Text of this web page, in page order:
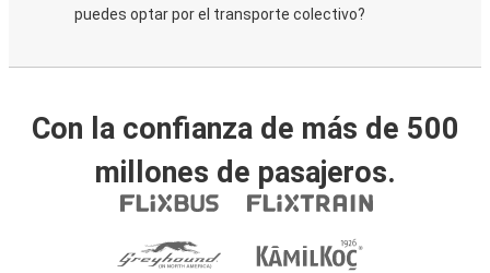
puedes optar por el transporte colectivo?
Con la confianza de más de 500
millones de pasajeros.